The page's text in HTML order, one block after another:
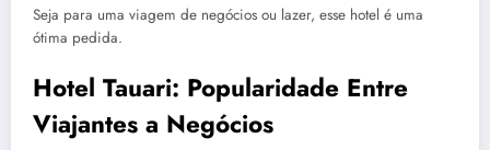
Seja para uma viagem de negócios ou lazer, esse hotel é uma
ótima pedida.
Hotel Tauari: Popularidade Entre
Viajantes a Negócios